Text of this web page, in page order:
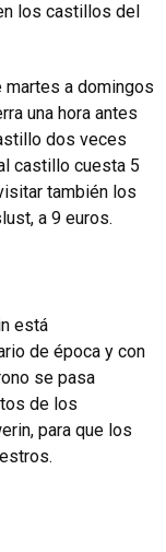
los castillos del
martes a domingos
una hora antes
dos veces
castillo cuesta 5
también los
a 9 euros.
está
de época y con
se pasa
de los
para que los